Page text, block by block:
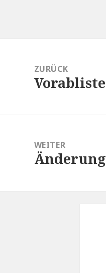
ZURÜCK
Vorheriger
WEITER
Nächster